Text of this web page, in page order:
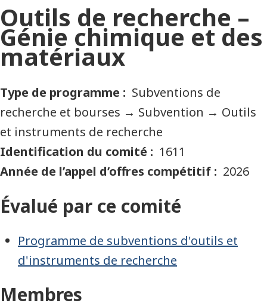
Outils de recherche –
Génie chimique et des
matériaux
Type de programme
Subventions de
recherche et bourses → Subvention → Outils
et instruments de recherche
Identification du comité
1611
Année de l’appel d’offres compétitif
2026
Évalué par ce comité
Programme de subventions d'outils et
d'instruments de recherche
Membres